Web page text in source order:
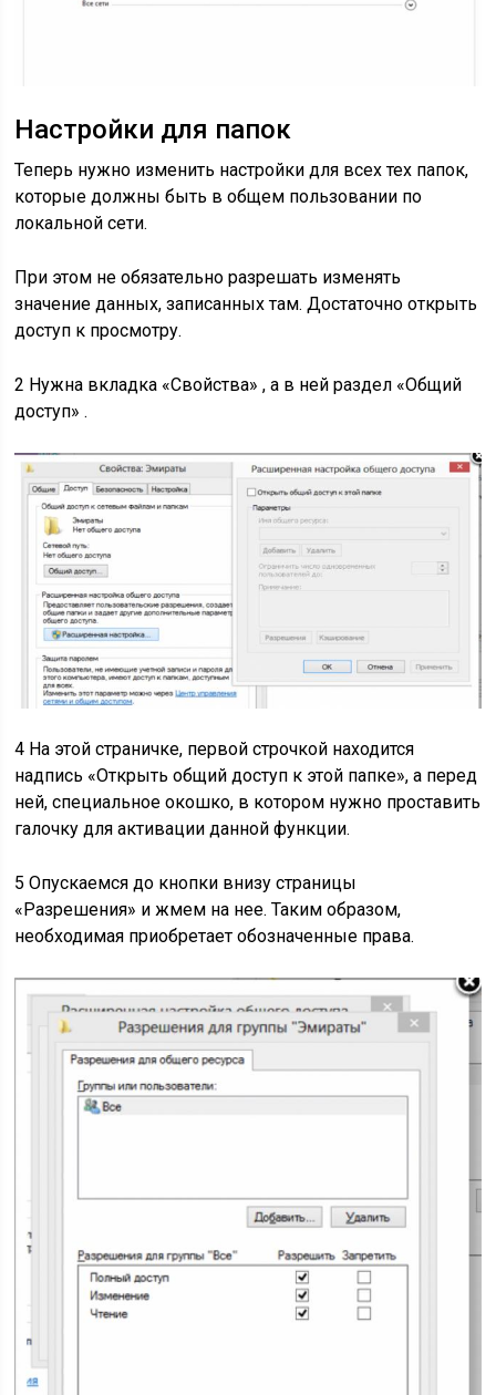
Настройки для папок
Теперь нужно изменить настройки для всех тех папок,
которые должны быть в общем пользовании по
локальной сети.
При этом не обязательно разрешать изменять
значение данных, записанных там. Достаточно открыть
доступ к просмотру.
2 Нужна вкладка «Свойства» , а в ней раздел «Общий
доступ» .
4 На этой страничке, первой строчкой находится
надпись «Открыть общий доступ к этой папке», а перед
ней, специальное окошко, в котором нужно проставить
галочку для активации данной функции.
5 Опускаемся до кнопки внизу страницы
«Разрешения» и жмем на нее. Таким образом,
необходимая приобретает обозначенные права.